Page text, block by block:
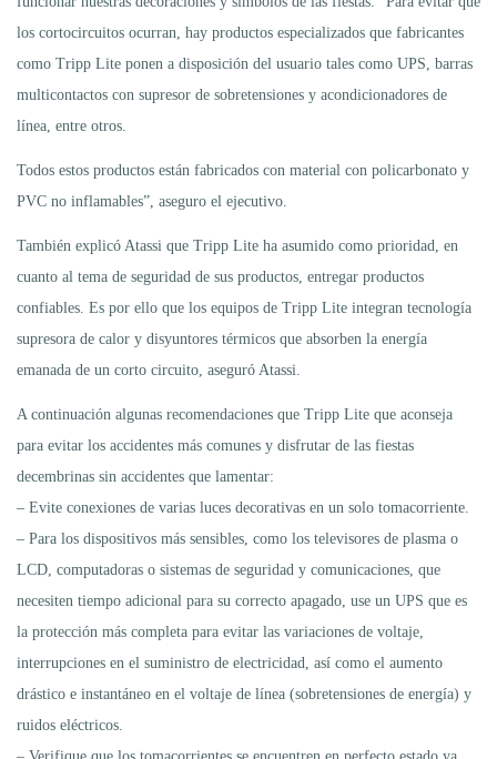
los cortocircuitos ocurran, hay productos especializados que fabricantes
como Tripp Lite ponen a disposición del usuario tales como UPS, barras
multicontactos con supresor de sobretensiones y acondicionadores de
línea, entre otros.
Todos estos productos están fabricados con material con policarbonato y
PVC no inflamables”, aseguro el ejecutivo.
También explicó Atassi que Tripp Lite ha asumido como prioridad, en
cuanto al tema de seguridad de sus productos, entregar productos
confiables. Es por ello que los equipos de Tripp Lite integran tecnología
supresora de calor y disyuntores térmicos que absorben la energía
emanada de un corto circuito, aseguró Atassi.
A continuación algunas recomendaciones que Tripp Lite que aconseja
para evitar los accidentes más comunes y disfrutar de las fiestas
decembrinas sin accidentes que lamentar:
– Evite conexiones de varias luces decorativas en un solo tomacorriente.
– Para los dispositivos más sensibles, como los televisores de plasma o
LCD, computadoras o sistemas de seguridad y comunicaciones, que
necesiten tiempo adicional para su correcto apagado, use un UPS que es
la protección más completa para evitar las variaciones de voltaje,
interrupciones en el suministro de electricidad, así como el aumento
drástico e instantáneo en el voltaje de línea (sobretensiones de energía) y
ruidos eléctricos.